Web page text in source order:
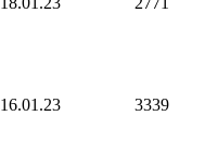
16.01.23 3339